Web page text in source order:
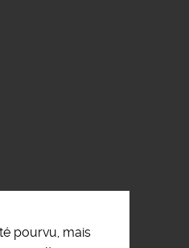
pourvu, mais